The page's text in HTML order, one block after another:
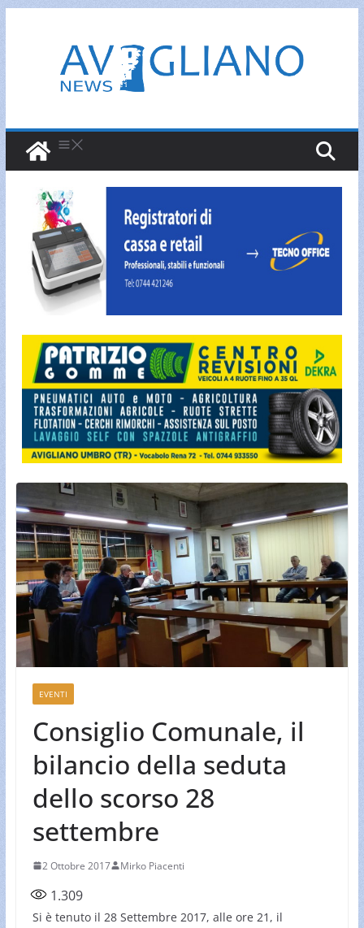
contenuto
EVENTI
Consiglio Comunale, il
bilancio della seduta
dello scorso 28
settembre
2 Ottobre 2017 Mirko Piacenti
1.309
Si è tenuto il 28 Settembre 2017, alle ore 21, il